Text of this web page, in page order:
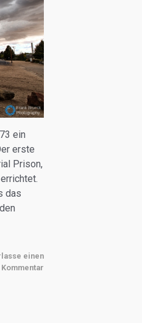
ein
erste
Prison,
das
einen
Kommentar